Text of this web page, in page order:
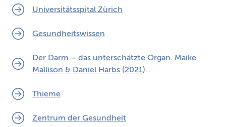
Universitätsspital Zürich
Gesundheitswissen
Der Darm – das unterschätzte Organ. Maike
Mallison & Daniel Harbs (2021)
Thieme
Zentrum der Gesundheit